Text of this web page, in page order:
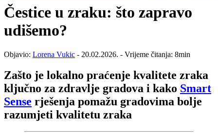
Čestice u zraku: što zapravo
udišemo?
Objavio: Lorena Vukic - 20.02.2026. - Vrijeme čitanja: 8min
Zašto je lokalno praćenje kvalitete zraka
ključno za zdravlje gradova i kako Smart
Sense rješenja pomažu gradovima bolje
razumjeti kvalitetu zraka